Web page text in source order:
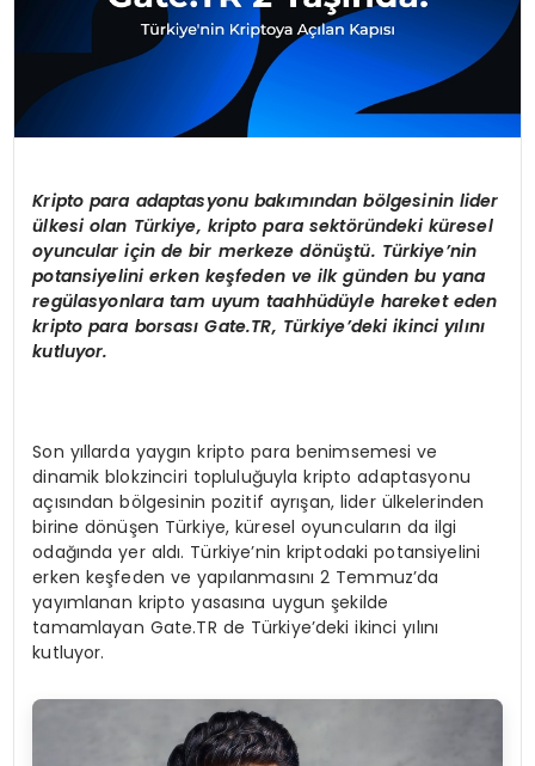
Kripto para adaptasyonu bakımından bölgesinin lider
ülkesi olan Türkiye, kripto para sektöründeki küresel
oyuncular için de bir merkeze dönüştü. Türkiye’nin
potansiyelini erken keşfeden ve ilk günden bu yana
regülasyonlara tam uyum taahhüdüyle hareket eden
kripto para borsası Gate.TR, Türkiye’deki ikinci yılını
kutluyor.
Son yıllarda yaygın kripto para benimsemesi ve
dinamik blokzinciri topluluğuyla kripto adaptasyonu
açısından bölgesinin pozitif ayrışan, lider ülkelerinden
birine dönüşen Türkiye, küresel oyuncuların da ilgi
odağında yer aldı. Türkiye’nin kriptodaki potansiyelini
erken keşfeden ve yapılanmasını 2 Temmuz’da
yayımlanan kripto yasasına uygun şekilde
tamamlayan Gate.TR de Türkiye’deki ikinci yılını
kutluyor.